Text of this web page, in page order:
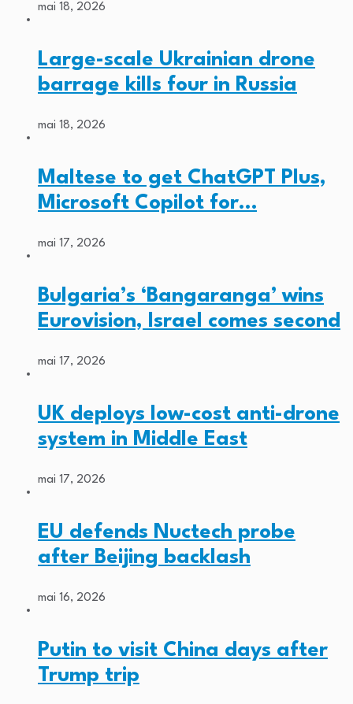
mai 18, 2026
Large-scale Ukrainian drone
barrage kills four in Russia
mai 18, 2026
Maltese to get ChatGPT Plus,
Microsoft Copilot for…
mai 17, 2026
Bulgaria’s ‘Bangaranga’ wins
Eurovision, Israel comes second
mai 17, 2026
UK deploys low-cost anti-drone
system in Middle East
mai 17, 2026
EU defends Nuctech probe
after Beijing backlash
mai 16, 2026
Putin to visit China days after
Trump trip